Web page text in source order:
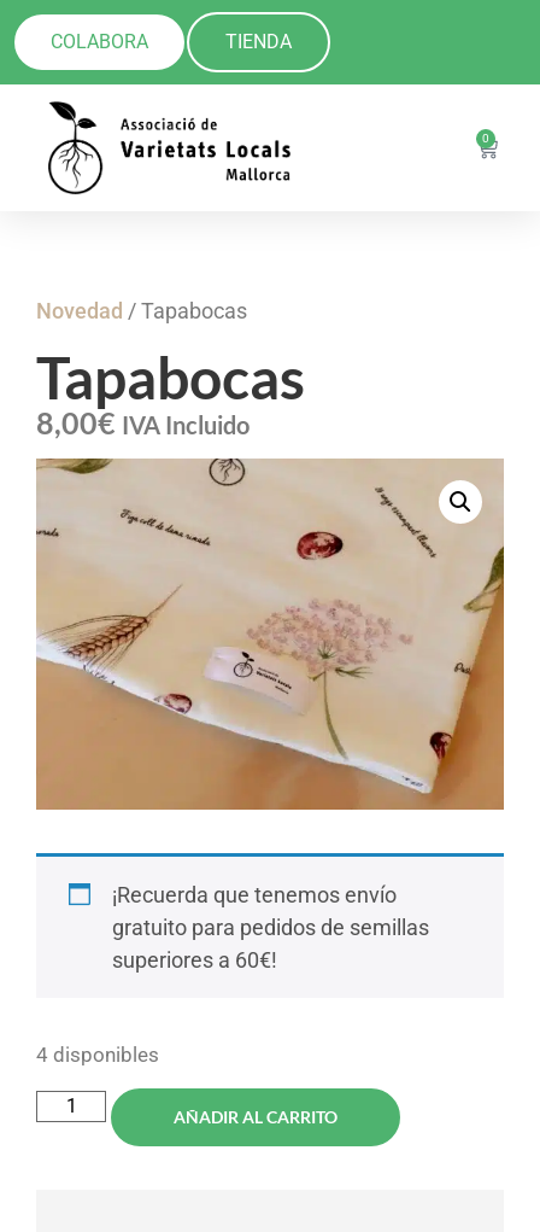
COLABORA TIENDA
0
Novedad / Tapabocas
Tapabocas
8,00€ IVA Incluido
¡Recuerda que tenemos envío
gratuito para pedidos de semillas
superiores a 60€!
4 disponibles
AÑADIR AL CARRITO